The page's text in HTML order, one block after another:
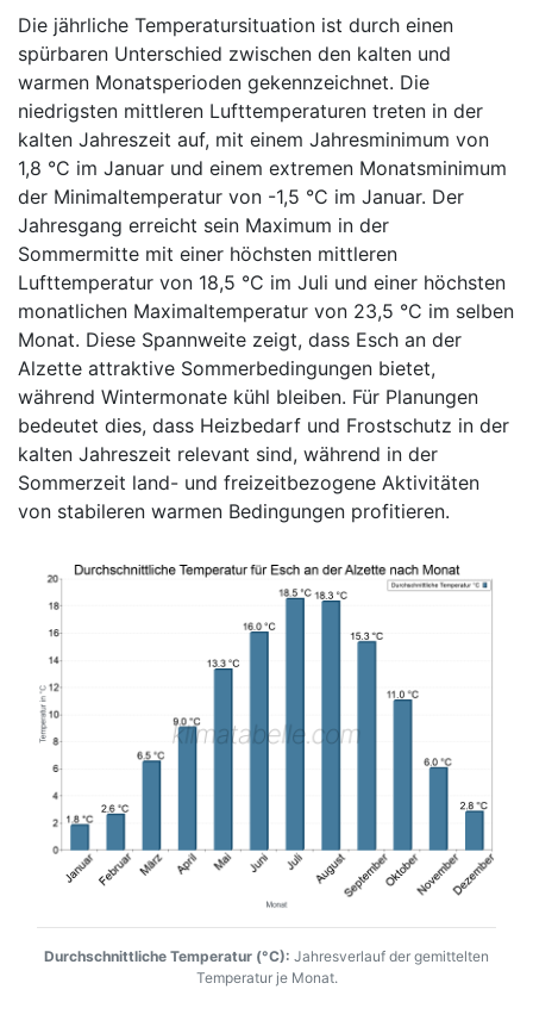
Die jährliche Temperatursituation ist durch einen
spürbaren Unterschied zwischen den kalten und
warmen Monatsperioden gekennzeichnet. Die
niedrigsten mittleren Lufttemperaturen treten in der
kalten Jahreszeit auf, mit einem Jahresminimum von
1,8 °C im Januar und einem extremen Monatsminimum
der Minimaltemperatur von -1,5 °C im Januar. Der
Jahresgang erreicht sein Maximum in der
Sommermitte mit einer höchsten mittleren
Lufttemperatur von 18,5 °C im Juli und einer höchsten
monatlichen Maximaltemperatur von 23,5 °C im selben
Monat. Diese Spannweite zeigt, dass Esch an der
Alzette attraktive Sommerbedingungen bietet,
während Wintermonate kühl bleiben. Für Planungen
bedeutet dies, dass Heizbedarf und Frostschutz in der
kalten Jahreszeit relevant sind, während in der
Sommerzeit land- und freizeitbezogene Aktivitäten
von stabileren warmen Bedingungen profitieren.
Durchschnittliche Temperatur (°C): Jahresverlauf der gemittelten
Temperatur je Monat.